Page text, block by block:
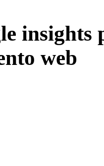
insights
web